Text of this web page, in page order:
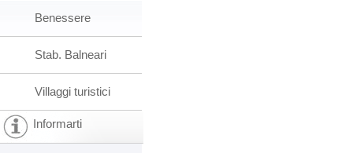
Benessere
Stab. Balneari
Villaggi turistici
Informarti